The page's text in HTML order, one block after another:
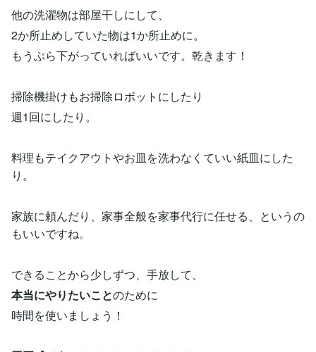
他の洗濯物は部屋干しにして、
2か所止めしていた物は1か所止めに。
もうぶら下がっていればいいです。乾きます！
掃除機掛けもお掃除ロボットにしたり
週1回にしたり。
料理もテイクアウトやお皿を洗わなくていい紙皿にした
り。
家族に頼んだり、家事全般を家事代行に任せる、というの
もいいですね。
できることから少しずつ、手放して、
本当にやりたいことのために
時間を使いましょう！